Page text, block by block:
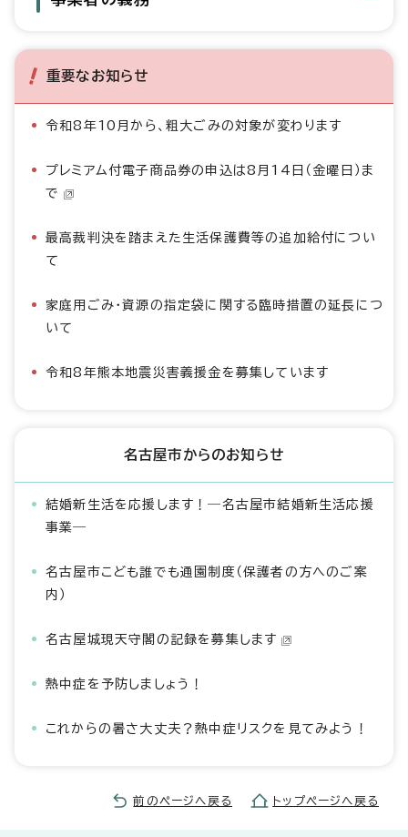
重要なお知らせ
令和8年10月から、粗大ごみの対象が変わります
プレミアム付電子商品券の申込は8月14日（金曜日）ま
で
最高裁判決を踏まえた生活保護費等の追加給付につい
て
家庭用ごみ・資源の指定袋に関する臨時措置の延長につ
いて
令和8年熊本地震災害義援金を募集しています
名古屋市からのお知らせ
結婚新生活を応援します！―名古屋市結婚新生活応援
事業―
名古屋市こども誰でも通園制度（保護者の方へのご案
内）
名古屋城現天守閣の記録を募集します
熱中症を予防しましょう！
これからの暑さ大丈夫？熱中症リスクを見てみよう！
前のページへ戻る トップページへ戻る